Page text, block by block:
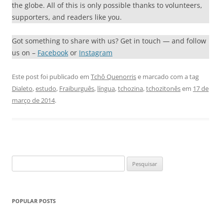
the globe. All of this is only possible thanks to volunteers,
supporters, and readers like you.
Got something to share with us? Get in touch — and follow
us on – Facebook or Instagram
Este post foi publicado em Tchô Quenorrise marcado com a tag
Dialeto,estudo, Fraiburguês, língua,tchozina,tchozitonêsem 17 de
março de 2014.
por:
POPULAR POSTS